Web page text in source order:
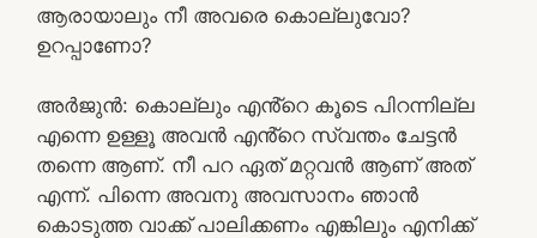
ആരായാലും നീ അവരെ കൊല്ലുവോ?
ഉറപ്പാണോ?
അർജുൻ: കൊല്ലും എൻ്റെ കൂടെ പിറന്നില്ല
എന്നെ ഉള്ളൂ അവൻ എൻ്റെ സ്വന്തം ചേട്ടൻ
തന്നെ ആണ്. നീ പറ ഏത് മറ്റവൻ ആണ് അത്
എന്ന്. പിന്നെ അവനു അവസാനം ഞാൻ
കൊടുത്ത വാക്ക് പാലിക്കണം എങ്കിലും എനിക്ക്